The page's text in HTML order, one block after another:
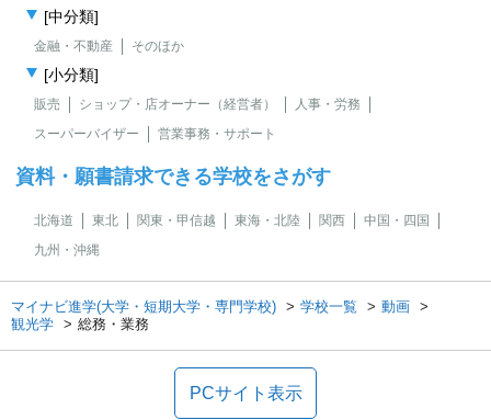
[中分類]
金融・不動産 そのほか
[小分類]
販売 ショップ・店オーナー（経営者）
人事・労務
スーパーバイザー
営業事務・サポート
資料・願書請求できる学校をさがす
北海道 東北 関東・甲信越 東海・北陸 関西
中国・四国
九州・沖縄
マイナビ進学(大学・短期大学・専門学校) 学校一覧
動画
観光学
総務・業務
PCサイト表示